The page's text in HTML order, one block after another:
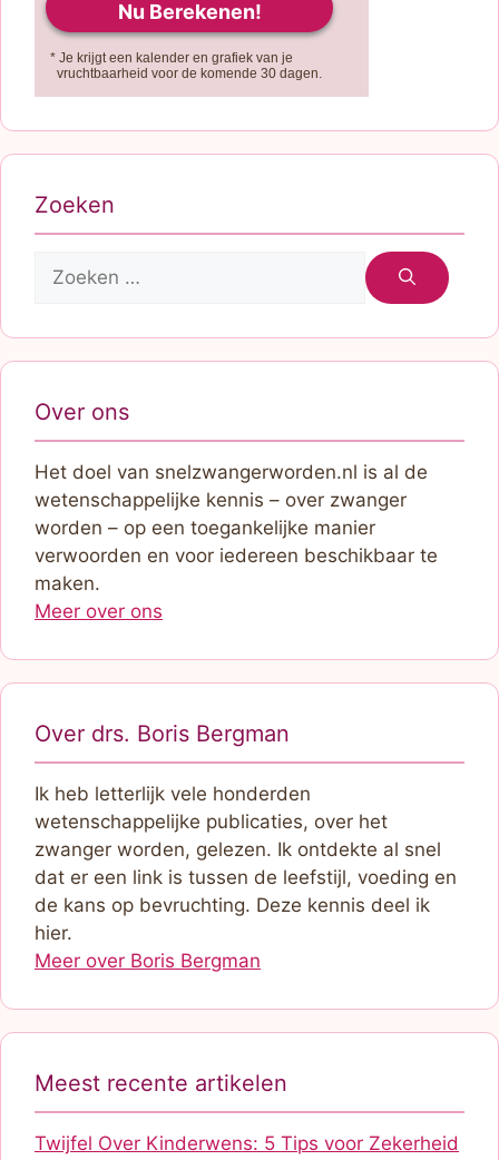
* Je krijgt een kalender en grafiek van je
vruchtbaarheid voor de komende 30 dagen.
Zoeken
naar:
Over ons
Het doel van snelzwangerworden.nl is al de
wetenschappelijke kennis – over zwanger
worden – op een toegankelijke manier
verwoorden en voor iedereen beschikbaar te
maken.
Meer over ons
Over drs. Boris Bergman
Ik heb letterlijk vele honderden
wetenschappelijke publicaties, over het
zwanger worden, gelezen. Ik ontdekte al snel
dat er een link is tussen de leefstijl, voeding en
de kans op bevruchting. Deze kennis deel ik
hier.
Meer over Boris Bergman
Meest recente artikelen
Twijfel Over Kinderwens: 5 Tips voor Zekerheid